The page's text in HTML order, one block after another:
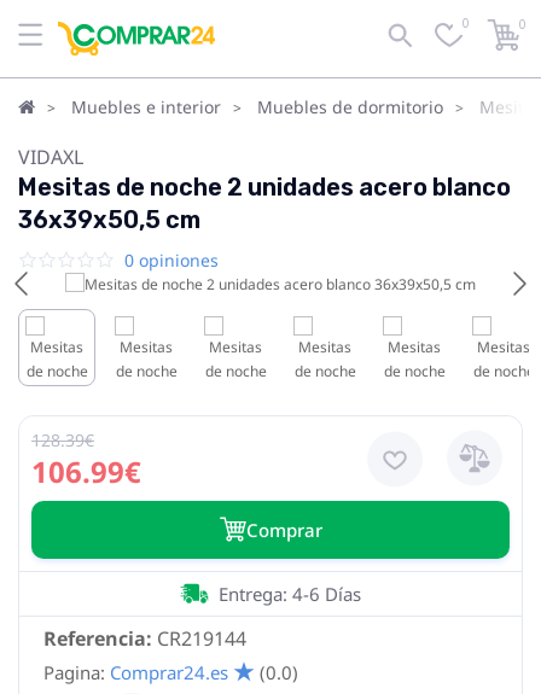
0 0
Muebles e interior Muebles de dormitorio
VIDAXL
Mesitas de noche 2 unidades acero blanco
36x39x50,5 cm
0 opiniones
106.99€
128.39€
Сomprar
Referencia: CR219144
Entrega: 4-6 Días
Pagina: Comprar24.es (0.0)